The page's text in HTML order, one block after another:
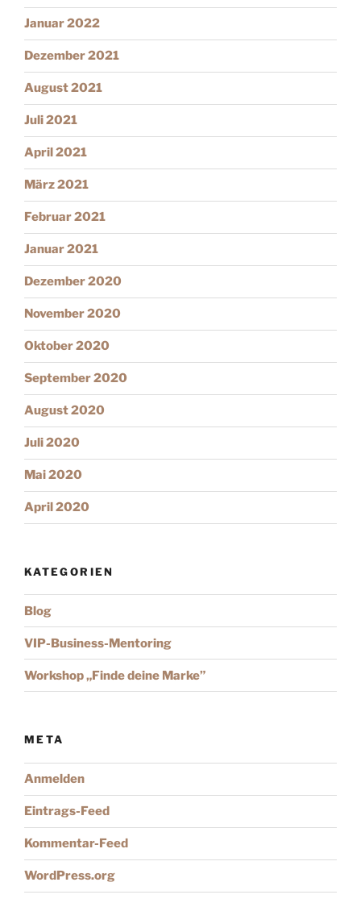
Januar 2022
Dezember 2021
August 2021
Juli 2021
April 2021
März 2021
Februar 2021
Januar 2021
Dezember 2020
November 2020
Oktober 2020
September 2020
August 2020
Juli 2020
Mai 2020
April 2020
KATEGORIEN
Blog
VIP-Business-Mentoring
Workshop „Finde deine Marke”
META
Anmelden
Eintrags-Feed
Kommentar-Feed
WordPress.org